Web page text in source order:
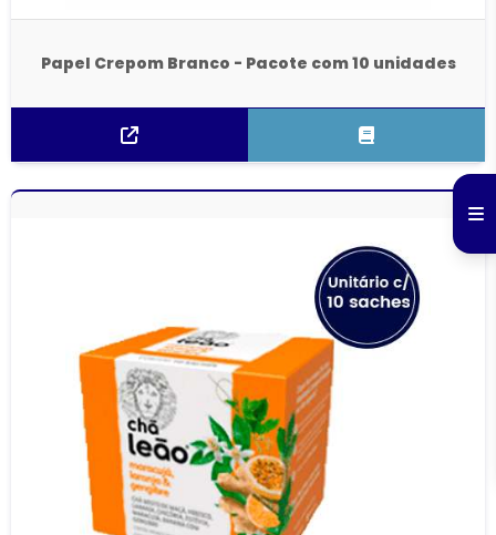
Papel Crepom Branco - Pacote com 10 unidades